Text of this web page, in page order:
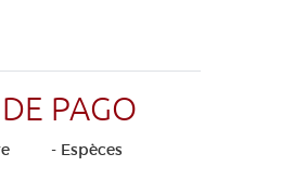
PAGO
- Espèces